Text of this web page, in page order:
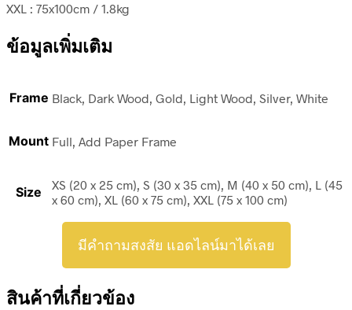
XXL : 75x100cm / 1.8kg
ข้อมูลเพิ่มเติม
Frame Black, Dark Wood, Gold, Light Wood, Silver, White
Mount Full, Add Paper Frame
Size
XS (20 x 25 cm), S (30 x 35 cm), M (40 x 50 cm), L (45
x 60 cm), XL (60 x 75 cm), XXL (75 x 100 cm)
มีคำถามสงสัย แอดไลน์มาได้เลย
สินค้าที่เกี่ยวข้อง